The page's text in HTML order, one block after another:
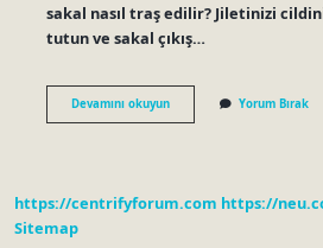
sakal nasıl traş edilir? Jiletinizi
tutun ve sakal çıkış…
Devamını okuyunSert
Sakala
Yorum Bırak
https://centrifyforum.com https://
Sitemap